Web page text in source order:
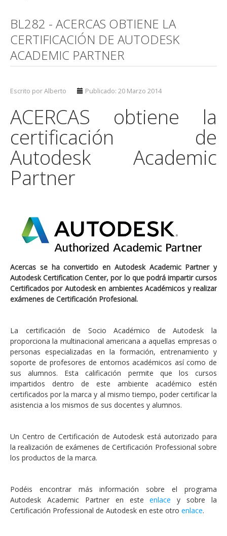
BL282 - ACERCAS OBTIENE LA
CERTIFICACIÓN DE AUTODESK
ACADEMIC PARTNER
Escrito por Alberto Publicado: 20 Marzo 2014
ACERCAS obtiene la
certificación de
Autodesk Academic
Partner
Acercas se ha convertido en Autodesk Academic Partner y
Autodesk Certification Center, por lo que podrá impartir cursos
Certificados por Autodesk en ambientes Académicos y realizar
exámenes de Certificación Profesional.
La certificación de Socio Académico de Autodesk la
proporciona la multinacional americana a aquellas empresas o
personas especializadas en la formación, entrenamiento y
soporte de profesores de entornos académicos así como de
sus alumnos. Esta calificación permite que los cursos
impartidos dentro de este ambiente académico estén
certificados por la marca y al mismo tiempo, poder certificar la
asistencia a los mismos de sus docentes y alumnos.
Un Centro de Certificación de Autodesk está autorizado para
la realización de exámenes de Certificación Professional sobre
los productos de la marca.
Podéis encontrar más información sobre el programa
Autodesk Academic Partner en esteenlace y sobre la
Certificación Professional de Autodesk en este otro enlace.